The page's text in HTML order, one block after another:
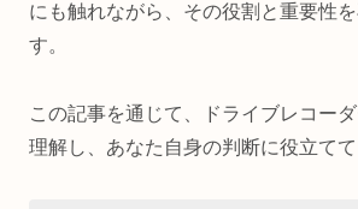
にも触れながら、その役割と重要性
す。
この記事を通じて、ドライブレコー
理解し、あなた自身の判断に役立てて